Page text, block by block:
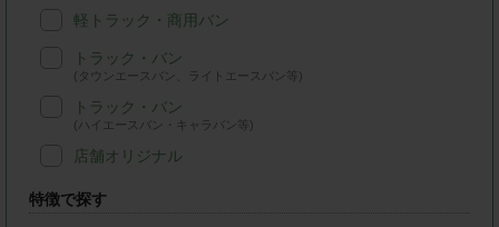
軽トラック・商用バン
トラック・バン
(タウンエースバン、ライトエースバン等)
トラック・バン
(ハイエースバン・キャラバン等)
店舗オリジナル
特徴で探す